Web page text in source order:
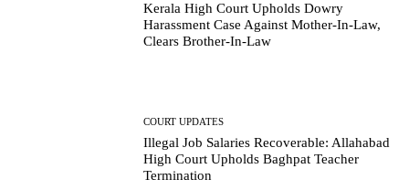
Kerala High Court Upholds Dowry
Harassment Case Against Mother-In-Law,
Clears Brother-In-Law
COURT UPDATES
Illegal Job Salaries Recoverable: Allahabad
High Court Upholds Baghpat Teacher
Termination